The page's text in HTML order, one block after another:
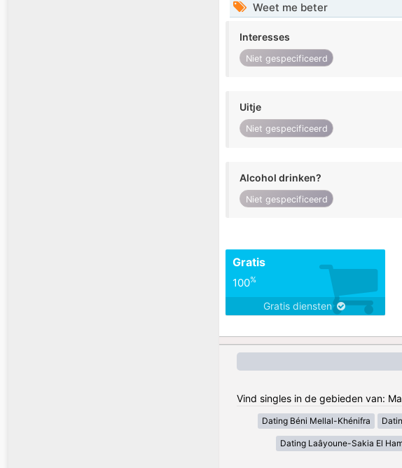
Weet me beter
Interesses
Niet gespecificeerd
Uitje
Niet gespecificeerd
Alcohol drinken?
Niet gespecificeerd
Gratis
100%
Gratis diensten
Vind singles in de gebieden van:
Dating Béni Mellal-Khénifra
Dating Laâyoune-Sakia El